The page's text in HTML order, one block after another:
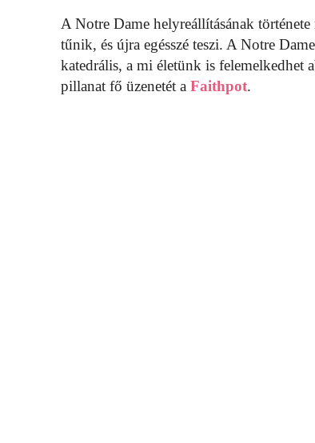
A Notre Dame helyreállításának
tűnik, és újra egésszé teszi. A Notre
katedrális, a mi életünk is felemelkedhet
pillanat fő üzenetét a Faithpot.